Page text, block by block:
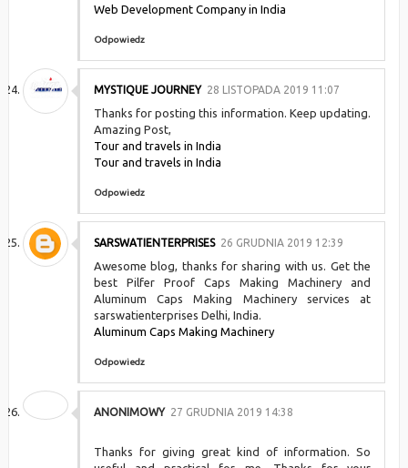
Web Development Company in India
Odpowiedz
MYSTIQUE JOURNEY 28 LISTOPADA 2019 11:07
Thanks for posting this information. Keep updating.
Amazing Post,
Tour and travels in India
Tour and travels in India
Odpowiedz
SARSWATIENTERPRISES 26 GRUDNIA 2019 12:39
Awesome blog, thanks for sharing with us. Get the
best Pilfer Proof Caps Making Machinery and
Aluminum Caps Making Machinery services at
sarswatienterprises Delhi, India.
Aluminum Caps Making Machinery
Odpowiedz
ANONIMOWY 27 GRUDNIA 2019 14:38
Thanks for giving great kind of information. So